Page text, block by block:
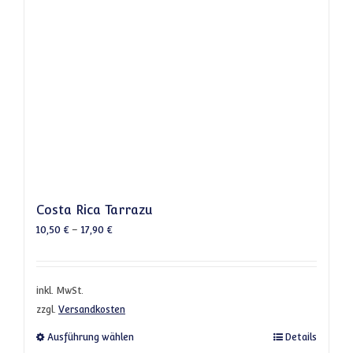
Costa Rica Tarrazu
10,50 €– 17,90 €
inkl. MwSt.
zzgl. Versandkosten
Ausführung wählen Dieses Produkt weist mehrere Varianten
Details